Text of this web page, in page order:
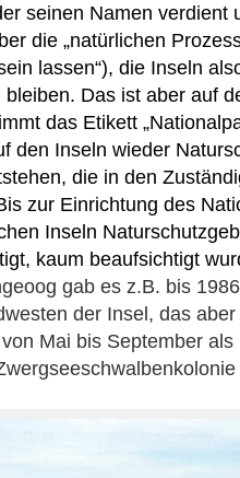
seinen Namen verdient
die „natürlichen
lassen“), die Inseln
bleiben. Das ist aber auf
das Etikett
den Inseln wieder
die in den
zur Einrichtung des
Inseln
kaum beaufsichtigt
gab es z.B. bis
der Insel, das aber
Mai bis September